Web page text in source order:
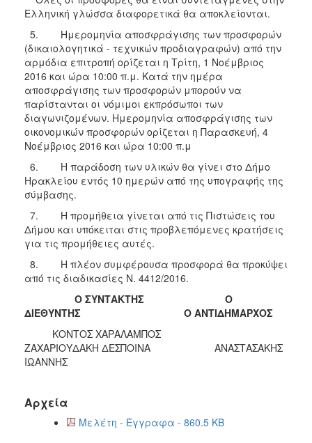
Ελληνική γλώσσα διαφορετικά θα αποκλείονται.
5. Ημερομηνία αποσφράγισης των προσφορών
(δικαιολογητικά - τεχνικών προδιαγραφών) από την
αρμόδια επιτροπή ορίζεται η Τρίτη, 1 Νοέμβριος
2016 και ώρα 10:00 π.μ. Κατά την ημέρα
αποσφράγισης των προσφορών μπορούν να
παρίστανται οι νόμιμοι εκπρόσωποι των
διαγωνιζομένων. Ημερομηνία αποσφράγισης των
οικονομικών προσφορών ορίζεται η Παρασκευή, 4
Νοέμβριος 2016 και ώρα 10:00 π.μ
6. Η παράδοση των υλικών θα γίνει στο Δήμο
Ηρακλείου εντός 10 ημερών από της υπογραφής της
σύμβασης.
7. Η προμήθεια γίνεται από τις Πιστώσεις του
Δήμου και υπόκειται στις προβλεπόμενες κρατήσεις
για τις προμήθειες αυτές.
8. Η πλέον συμφέρουσα προσφορά θα προκύψει
από τις διαδικασίες Ν. 4412/2016.
Ο ΣΥΝΤΑΚΤΗΣ
Ο
ΔΙΕΘΥΝΤΗΣ
Ο ANTIΔΗΜΑΡΧΟΣ
ΚΟΝΤΟΣ ΧΑΡΑΛΑΜΠΟΣ
ΖΑΧΑΡΙΟΥΔΑΚΗ ΔΕΣΠΟΙΝΑ ΑΝΑΣΤΑΣΑΚΗΣ
ΙΩΑΝΝΗΣ
Αρχεία
Μελέτη - Έγγραφα - 860.5 KB